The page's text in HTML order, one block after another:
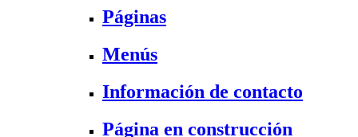
Páginas
Menús
Información de contacto
Página en construcción